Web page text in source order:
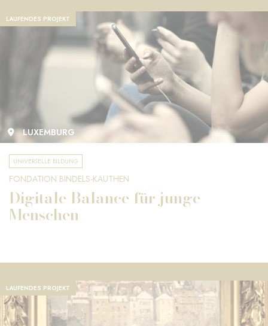
LAUFENDES PROJEKT
LUXEMBURG
UNIVERSELLE BILDUNG
FONDATION BINDELS-KAUTHEN
Digitale Balance für junge
Menschen
LAUFENDES PROJEKT